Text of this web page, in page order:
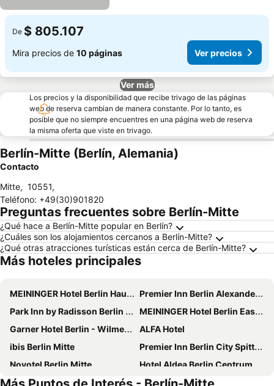
De $ 805.107
Mira precios de 10 páginas Ver precios
Ver más
Los precios y la disponibilidad que recibe trivago de las páginas
web de reserva cambian de manera constante. Por lo tanto, es
posible que no siempre encuentres en una página web de reserva
la misma oferta que viste en trivago.
Berlín-Mitte (Berlín, Alemania)
Contacto
Mitte, 10551,
Teléfono: +49(30)901820
Preguntas frecuentes sobre Berlín-Mitte
¿Qué hace a Berlín-Mitte popular en Berlín?
¿Cuáles son los alojamientos cercanos a Berlín-Mitte?
¿Qué otras atracciones turísticas están cerca de Berlín-Mitte?
Más hoteles principales
MEININGER Hotel Berlin Hauptbahnhof
Premier Inn Berlin Alexanderplatz hotel
Park Inn by Radisson Berlin Alexanderplatz
MEININGER Hotel Berlin East Side Gallery
Garner Hotel Berlin - Wilmersdorf By Ihg
ALFA Hotel
ibis Berlin Mitte
Premier Inn Berlin City Spittelmarkt hotel
Novotel Berlin Mitte
Hotel Aldea Berlin Centrum
MEININGER Hotel Berlin Mitte Humboldthaus
a&o Berlin Mitte